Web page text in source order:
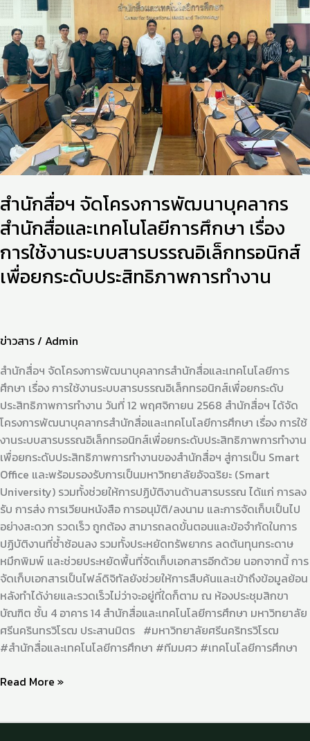
สำนักสื่อฯ จัดโครงการพัฒนาบุคลากร
สำนักสื่อและเทคโนโลยีการศึกษา เรื่อง
การใช้งานระบบสารบรรณอิเล็กทรอนิกส์
เพื่อยกระดับประสิทธิภาพการทำงาน
ข่าวสาร/ Admin
สำนักสื่อฯ จัดโครงการพัฒนาบุคลากรสำนักสื่อและเทคโนโลยีการ
ศึกษา เรื่อง การใช้งานระบบสารบรรณอิเล็กทรอนิกส์เพื่อยกระดับ
ประสิทธิภาพการทำงาน วันที่ 12 พฤศจิกายน 2568 สำนักสื่อฯ ได้จัด
โครงการพัฒนาบุคลากรสำนักสื่อและเทคโนโลยีการศึกษา เรื่อง การใช้
งานระบบสารบรรณอิเล็กทรอนิกส์เพื่อยกระดับประสิทธิภาพการทำงาน
เพื่อยกระดับประสิทธิภาพการทำงานของสำนักสื่อฯ สู่การเป็น Smart
Office และพร้อมรองรับการเป็นมหาวิทยาลัยอัจฉริยะ (Smart
University) รวมทั้งช่วยให้การปฏิบัติงานด้านสารบรรณ ได้แก่ การลง
รับ การส่ง การเวียนหนังสือ การอนุมัติ/ลงนาม และการจัดเก็บเป็นไป
อย่างสะดวก รวดเร็ว ถูกต้อง สามารถลดขั้นตอนและข้อจำกัดในการ
ปฏิบัติงานที่ซ้ำซ้อนลง รวมทั้งประหยัดทรัพยากร ลดต้นทุนกระดาษ
หมึกพิมพ์ และช่วยประหยัดพื้นที่จัดเก็บเอกสารอีกด้วย นอกจากนี้ การ
จัดเก็บเอกสารเป็นไฟล์ดิจิทัลยังช่วยให้การสืบค้นและเข้าถึงข้อมูลย้อน
หลังทำได้ง่ายและรวดเร็วไม่ว่าจะอยู่ที่ใดก็ตาม ณ ห้องประชุมสิกขา
บัณฑิต ชั้น 4 อาคาร 14 สำนักสื่อและเทคโนโลยีการศึกษา มหาวิทยาลัย
ศรีนครินทรวิโรฒ ประสานมิตร #มหาวิทยาลัยศรีนคริทรวิโรฒ
#สำนักสื่อและเทคโนโลยีการศึกษา #ทีมมศว #เทคโนโลยีการศึกษา
โครงการ
พัฒนา
บุคลากร
สำนัก
สื่อ
และ
เทคโนโลยี
การ
ศึกษา
เรื่อง
การ
ใช้
งาน
ระบบ
สารบรรณ
อิเล็กทรอนิกส์
ประสิทธิภาพ
การ
ทำงาน
Read More »